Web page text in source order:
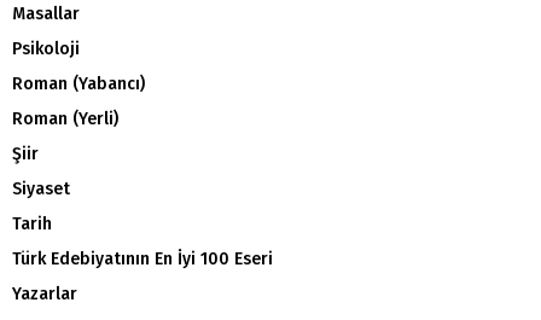
Masallar
Psikoloji
Roman (Yabancı)
Roman (Yerli)
Şiir
Siyaset
Tarih
Türk Edebiyatının En İyi 100 Eseri
Yazarlar